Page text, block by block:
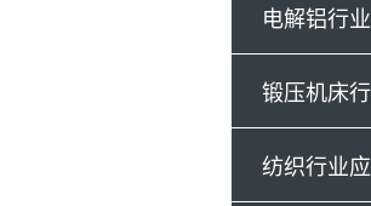
电解铝行
锻压机床
纺织行业